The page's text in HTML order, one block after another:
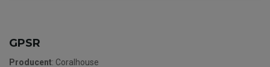
GPSR
Producent: Coralhouse